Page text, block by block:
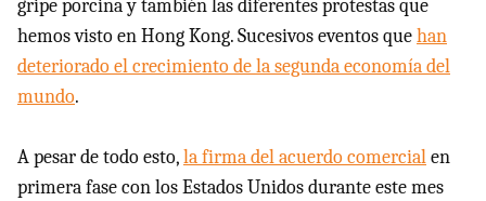
gripe porcina y también las diferentes protestas que
hemos visto en Hong Kong. Sucesivos eventos quehan
deteriorado el crecimiento de la segunda economía del
mundo.
A pesar de todo esto,la firma del acuerdo comercialen
primera fase con los Estados Unidos durante este mes